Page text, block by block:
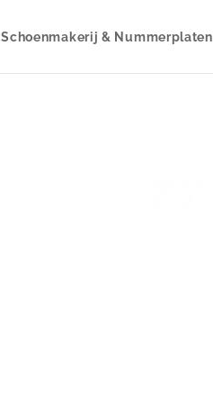
Schoenmakerij & Nummerplaten